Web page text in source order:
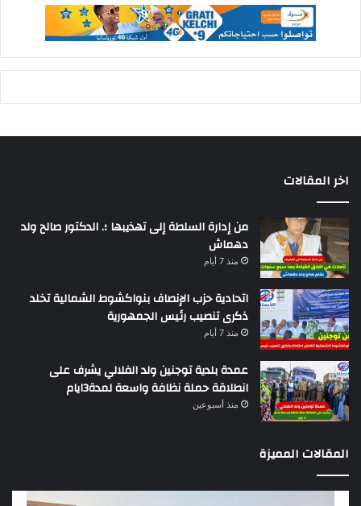
اخر المقالات
من إدارة السلطة إلى تهذيبها ؛. الدكتور صالح ولد
دهماش
منذ 7 أيام
اتحادية حزب الإنصاف بنواكشوط الشمالية تخلد
ذكرى تنصيب رئيس الجمهورية
منذ 7 أيام
عمدة بلدية توجنين ولد الفلالي يشرف على
انطلاقة حملة نظافة واسعة لمدة3ايام
منذ أسبوعين
المقالات المميزة